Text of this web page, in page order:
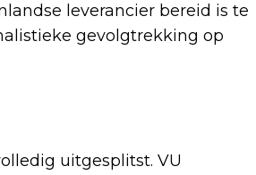
leverancier bereid is te
gevolgtrekking op
uitgesplitst. VU